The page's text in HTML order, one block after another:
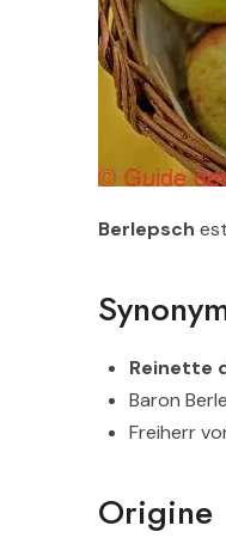
Berlepsch
Reinette
Baron
Freiherr
Origine